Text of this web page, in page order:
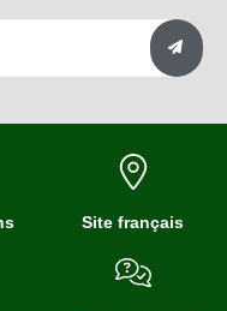
Site français